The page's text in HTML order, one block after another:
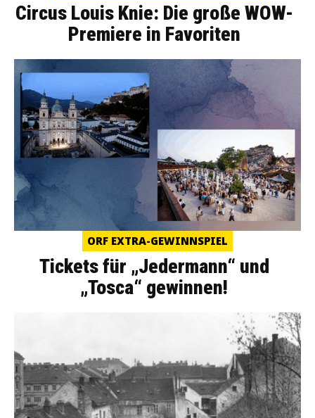
Circus Louis Knie: Die große WOW-
Premiere in Favoriten
ORF EXTRA-GEWINNSPIEL
Tickets für „Jedermann“ und
„Tosca“ gewinnen!